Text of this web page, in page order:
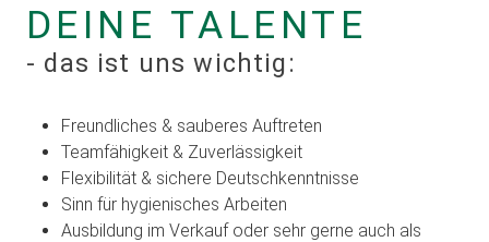
DEINE TALENTE
- das ist uns wichtig:
Freundliches & sauberes Auftreten
Teamfähigkeit & Zuverlässigkeit
Flexibilität & sichere Deutschkenntnisse
Sinn für hygienisches Arbeiten
Ausbildung im Verkauf oder sehr gerne auch als